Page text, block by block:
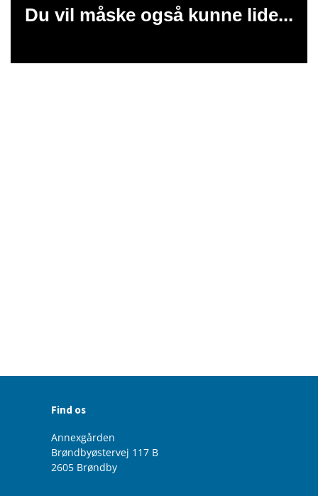
Du vil måske også kunne lide...
Find os
Annexgården
Brøndbyøstervej 117 B
2605 Brøndby